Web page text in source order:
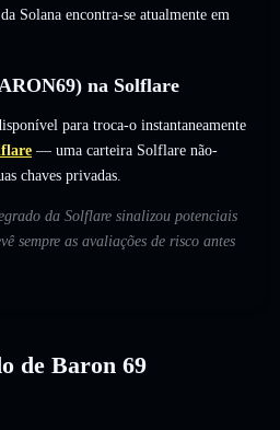
Solana encontra-se atualmente em
na Solflare
para troca-o instantaneamente
— uma carteira Solflare não-
chaves privadas.
da Solflare sinalizou potenciais
sempre as avaliações de risco antes
de Baron 69